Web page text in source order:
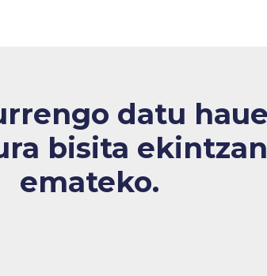
datu
bisita
emateko.